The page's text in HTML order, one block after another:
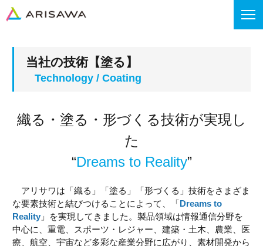
当社の技術【塗る】
織る・塗る・形づくる技術が実現し
た
“Dreams to Reality”
アリサワは「織る」「塗る」「形づくる」技術をさまざま
な要素技術と結びつけることによって、「Dreams to
Reality 」を実現してきました。製品領域は情報通信分野を
中心に、重電、スポーツ・レジャー、建築・土木、農業、医
療、航空、宇宙など多彩な産業分野に広がり、素材開発から